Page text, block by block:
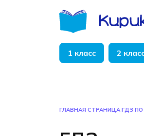
1 класс 2
ГЛАВНАЯ СТРАНИЦА ГДЗ ПО